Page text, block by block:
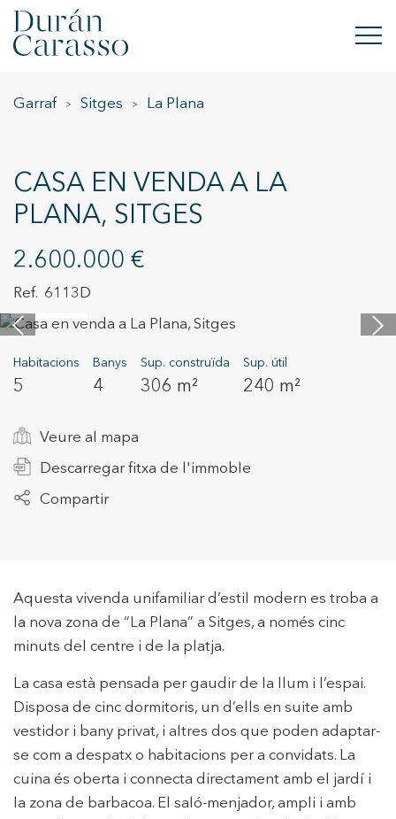
COMPRAR
VENDRE
INVERSIONS
GRUP DC
CONTACTE
+34 935 178 067
ES CA EN FR
Garraf Sitges La Plana
CASA EN VENDA A LA
PLANA, SITGES
2.600.000 €
6113D
Habitacions
5
Banys
4
Sup. construïda
306 m²
Sup. útil
240 m²
Veure al mapa
Descarregar fitxa de l'immoble
Compartir
Aquesta vivenda unifamiliar d’estil modern es troba a
la nova zona de “La Plana” a Sitges, a només cinc
minuts del centre i de la platja.
La casa està pensada per gaudir de la llum i l’espai.
Disposa de cinc dormitoris, un d’ells en suite amb
vestidor i bany privat, i altres dos que poden adaptar-
se com a despatx o habitacions per a convidats. La
cuina és oberta i connecta directament amb el jardí i
la zona de barbacoa. El saló-menjador, ampli i amb